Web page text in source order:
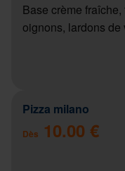
Base crème
oignons, lardons de
Pizza milano
Dès 10.00 €